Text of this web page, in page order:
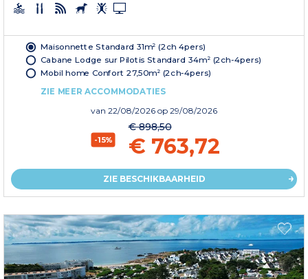
Maisonnette Standard 31m² (2ch 4pers)
Cabane Lodge sur Pilotis Standard 34m² (2ch-4pers)
Mobil home Confort 27,50m² (2ch-4pers)
ZIE MEER ACCOMMODATIES
van 22/08/2026 op 29/08/2026
-15%
€ 898,50
€ 763,72
ZIE BESCHIKBAARHEID